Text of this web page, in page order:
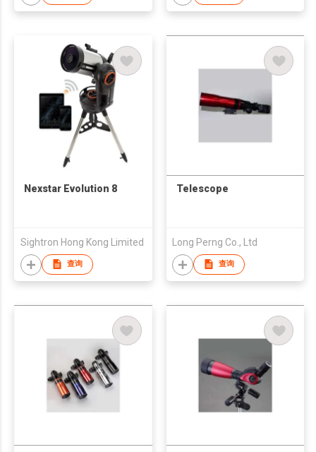
Nexstar Evolution 8
Sightron Hong Kong Limited
查询
Telescope
Long Perng Co., Ltd
查询